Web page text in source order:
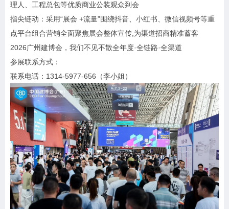
理人、工程总包等优质商业公装观众到会
指尖链动：采用“展会 +流量”围绕抖音、小红书、微信视频号等重
点平台组合营销全面聚焦展会整体宣传,为渠道招商精准蓄客
2026广州建博会，我们不见不散全年度·全链路·全渠道
参展联系方式：
联系电话：1314-5977-656（李小姐）